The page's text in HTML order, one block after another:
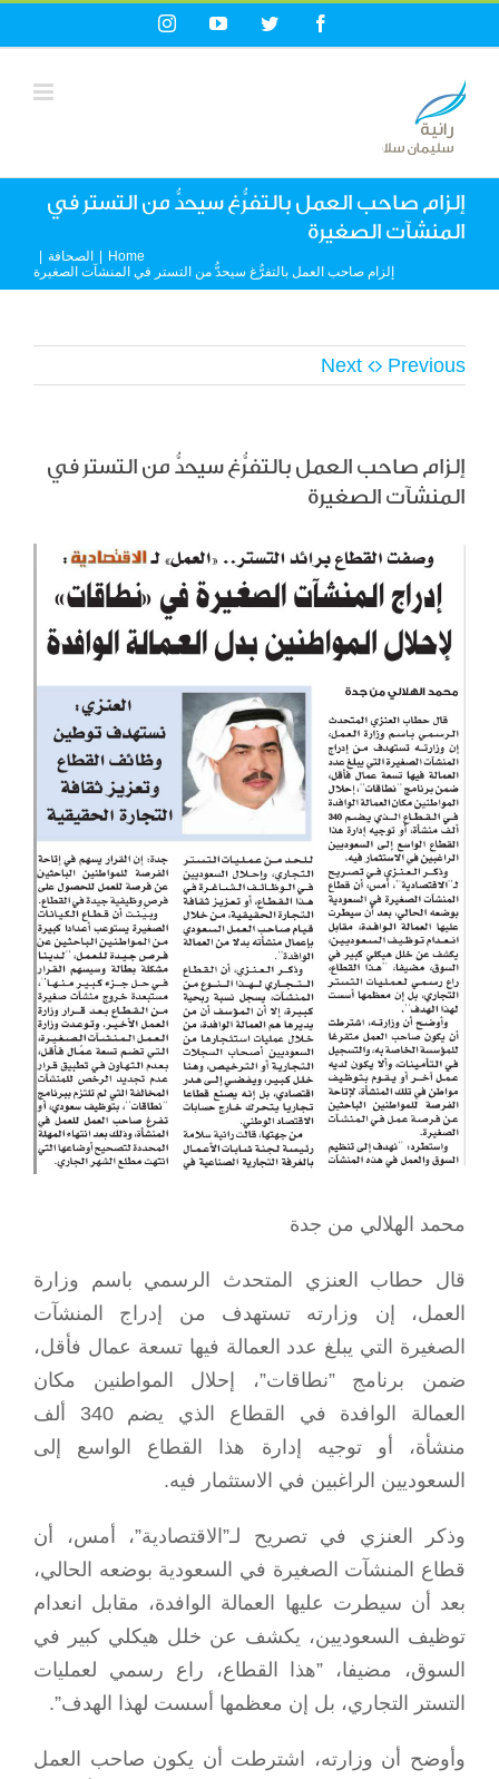
to
content
Facebook
Twitter
YouTube
Instagram
إلزام صاحب العمل بالتفرُّغ سيحدُّ من التستر في
المنشآت الصغيرة
Home الصحافة
إلزام صاحب العمل بالتفرُّغ سيحدُّ من التستر في المنشآت الصغيرة
Previous
Next
إلزام صاحب العمل بالتفرُّغ سيحدُّ من التستر في
المنشآت الصغيرة
View
Larger
Image
محمد الهلالي من جدة
قال حطاب العنزي المتحدث الرسمي باسم وزارة
العمل، إن وزارته تستهدف من إدراج المنشآت
الصغيرة التي يبلغ عدد العمالة فيها تسعة عمال فأقل،
ضمن برنامج ”نطاقات”، إحلال المواطنين مكان
العمالة الوافدة في القطاع الذي يضم 340 ألف
منشأة، أو توجيه إدارة هذا القطاع الواسع إلى
السعوديين الراغبين في الاستثمار فيه.
وذكر العنزي في تصريح لـ”الاقتصادية”، أمس، أن
قطاع المنشآت الصغيرة في السعودية بوضعه الحالي،
بعد أن سيطرت عليها العمالة الوافدة، مقابل انعدام
توظيف السعوديين، يكشف عن خلل هيكلي كبير في
السوق، مضيفا، ”هذا القطاع، راع رسمي لعمليات
التستر التجاري، بل إن معظمها أسست لهذا الهدف”.
وأوضح أن وزارته، اشترطت أن يكون صاحب العمل